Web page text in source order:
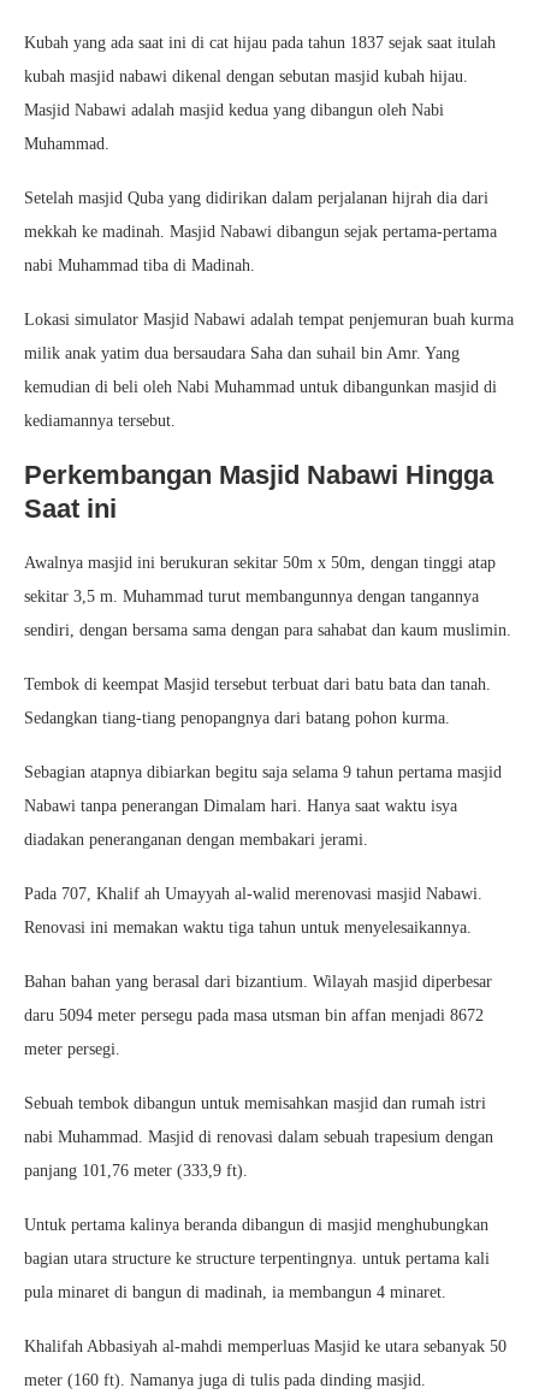
Kubah yang ada saat ini di cat hijau pada tahun 1837 sejak saat itulah
kubah masjid nabawi dikenal dengan sebutan masjid kubah hijau.
Masjid Nabawi adalah masjid kedua yang dibangun oleh Nabi
Muhammad.
Setelah masjid Quba yang didirikan dalam perjalanan hijrah dia dari
mekkah ke madinah. Masjid Nabawi dibangun sejak pertama-pertama
nabi Muhammad tiba di Madinah.
Lokasi simulator Masjid Nabawi adalah tempat penjemuran buah kurma
milik anak yatim dua bersaudara Saha dan suhail bin Amr. Yang
kemudian di beli oleh Nabi Muhammad untuk dibangunkan masjid di
kediamannya tersebut.
Perkembangan Masjid Nabawi Hingga
Saat ini
Awalnya masjid ini berukuran sekitar 50m x 50m, dengan tinggi atap
sekitar 3,5 m. Muhammad turut membangunnya dengan tangannya
sendiri, dengan bersama sama dengan para sahabat dan kaum muslimin.
Tembok di keempat Masjid tersebut terbuat dari batu bata dan tanah.
Sedangkan tiang-tiang penopangnya dari batang pohon kurma.
Sebagian atapnya dibiarkan begitu saja selama 9 tahun pertama masjid
Nabawi tanpa penerangan Dimalam hari. Hanya saat waktu isya
diadakan peneranganan dengan membakari jerami.
Pada 707, Khalif ah Umayyah al-walid merenovasi masjid Nabawi.
Renovasi ini memakan waktu tiga tahun untuk menyelesaikannya.
Bahan bahan yang berasal dari bizantium. Wilayah masjid diperbesar
daru 5094 meter persegu pada masa utsman bin affan menjadi 8672
meter persegi.
Sebuah tembok dibangun untuk memisahkan masjid dan rumah istri
nabi Muhammad. Masjid di renovasi dalam sebuah trapesium dengan
panjang 101,76 meter (333,9 ft).
Untuk pertama kalinya beranda dibangun di masjid menghubungkan
bagian utara structure ke structure terpentingnya. untuk pertama kali
pula minaret di bangun di madinah, ia membangun 4 minaret.
Khalifah Abbasiyah al-mahdi memperluas Masjid ke utara sebanyak 50
meter (160 ft). Namanya juga di tulis pada dinding masjid.